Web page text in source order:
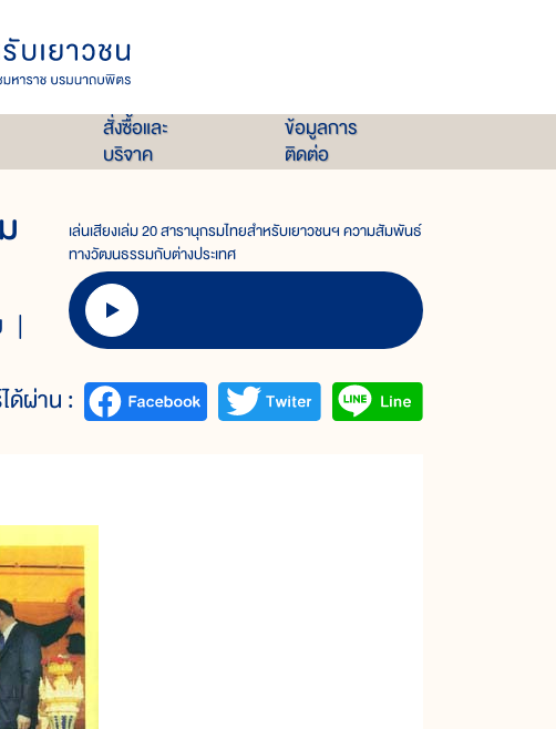
สั่งซื้อและ
บริจาค
ข้อมูลการ
ติดต่อ
เล่นเสียงเล่ม 20 สารานุกรมไทยสำหรับเยาวชนฯ ความสัมพันธ์
ทางวัฒนธรรมกับต่างประเทศ
ด้ผ่าน :